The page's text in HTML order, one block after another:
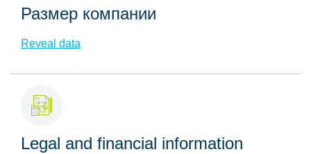
Размер компании
Reveal data
Legal and financial information